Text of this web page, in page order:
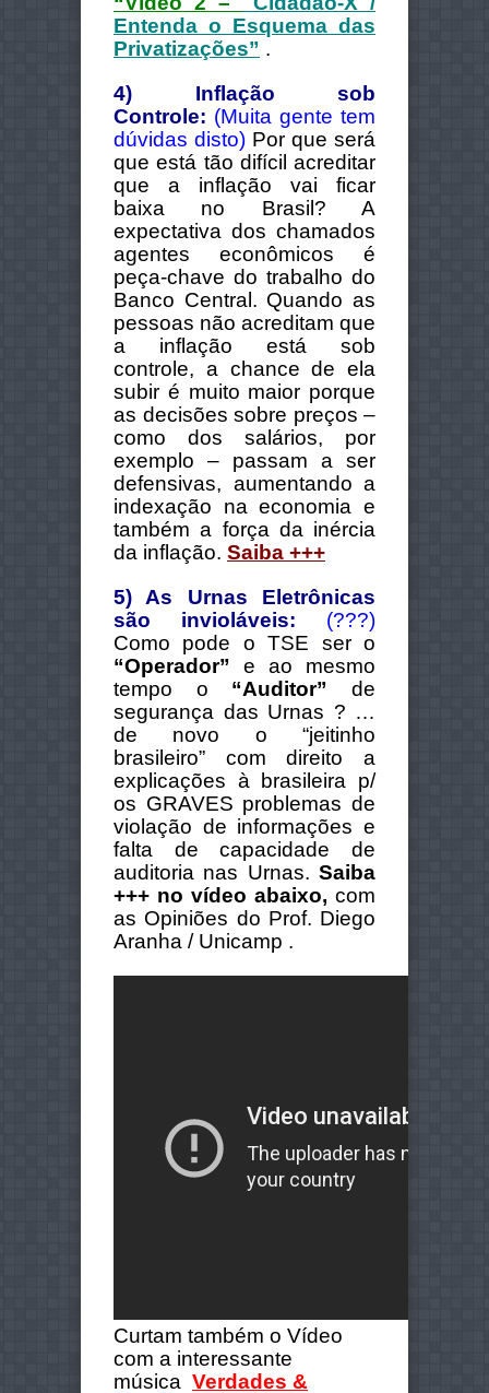
Entenda o Esquema das
Privatizações” .
4) Inflação sob
Controle: (Muita gente tem
dúvidas disto) Por que será
que está tão difícil acreditar
que a inflação vai ficar
baixa no Brasil? A
expectativa dos chamados
agentes econômicos é
peça-chave do trabalho do
Banco Central. Quando as
pessoas não acreditam que
a inflação está sob
controle, a chance de ela
subir é muito maior porque
as decisões sobre preços –
como dos salários, por
exemplo – passam a ser
defensivas, aumentando a
indexação na economia e
também a força da inércia
da inflação. Saiba +++
5) As Urnas Eletrônicas
são invioláveis:
(???)
Como pode o TSE ser o
“Operador” e ao mesmo
tempo o “Auditor” de
segurança das Urnas ? …
de novo o “jeitinho
brasileiro” com direito a
explicações à brasileira p/
os GRAVES problemas de
violação de informações e
falta de capacidade de
auditoria nas Urnas. Saiba
+++ no vídeo abaixo, com
as Opiniões do Prof. Diego
Aranha / Unicamp .
Curtam também o Vídeo
com a interessante
música Verdades &